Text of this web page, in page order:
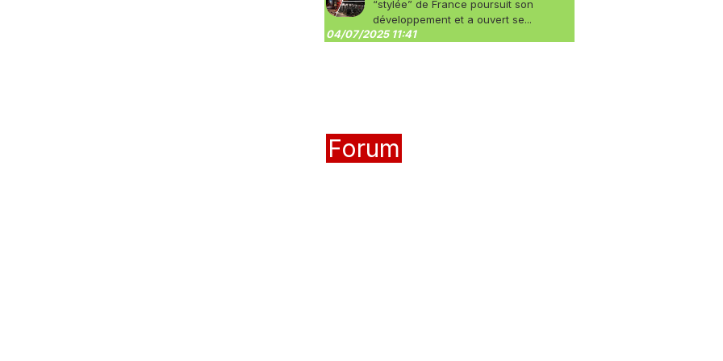
“stylée” de France poursuit son
développement et a ouvert se...
04/07/2025 11:41
Forum